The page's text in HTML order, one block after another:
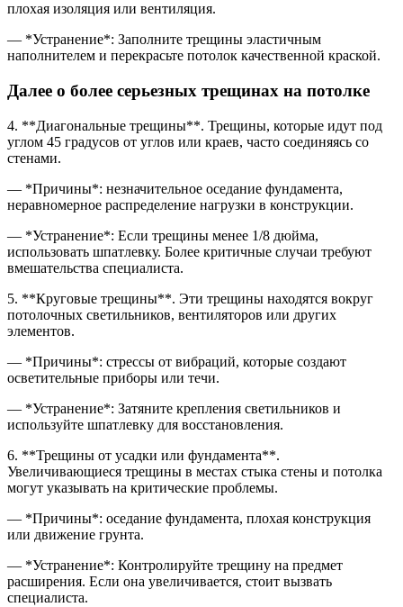
плохая изоляция или вентиляция.
— *Устранение*: Заполните трещины эластичным
наполнителем и перекрасьте потолок качественной краской.
Далее о более серьезных трещинах на потолке
4. **Диагональные трещины**. Трещины, которые идут под
углом 45 градусов от углов или краев, часто соединяясь со
стенами.
— *Причины*: незначительное оседание фундамента,
неравномерное распределение нагрузки в конструкции.
— *Устранение*: Если трещины менее 1/8 дюйма,
использовать шпатлевку. Более критичные случаи требуют
вмешательства специалиста.
5. **Круговые трещины**. Эти трещины находятся вокруг
потолочных светильников, вентиляторов или других
элементов.
— *Причины*: стрессы от вибраций, которые создают
осветительные приборы или течи.
— *Устранение*: Затяните крепления светильников и
используйте шпатлевку для восстановления.
6. **Трещины от усадки или фундамента**.
Увеличивающиеся трещины в местах стыка стены и потолка
могут указывать на критические проблемы.
— *Причины*: оседание фундамента, плохая конструкция
или движение грунта.
— *Устранение*: Контролируйте трещину на предмет
расширения. Если она увеличивается, стоит вызвать
специалиста.